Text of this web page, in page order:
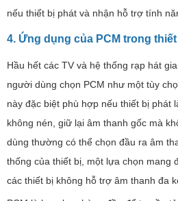
nếu thiết bị phát và nhận hỗ trợ tính
4. Ứng dụng của PCM trong
Hầu hết các TV và hệ thống rạp hát
người dùng chọn PCM như một tùy
này đặc biệt phù hợp nếu thiết bị phát
không nén, giữ lại âm thanh gốc mà
dùng thường có thể chọn đầu ra âm
thống của thiết bị, một lựa chọn mang
các thiết bị không hỗ trợ âm thanh đa